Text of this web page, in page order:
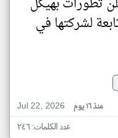
لشركتها في
Jul 22, 2026
منذ ١٦ يوم
عدد الكلمات: ٢٤٦